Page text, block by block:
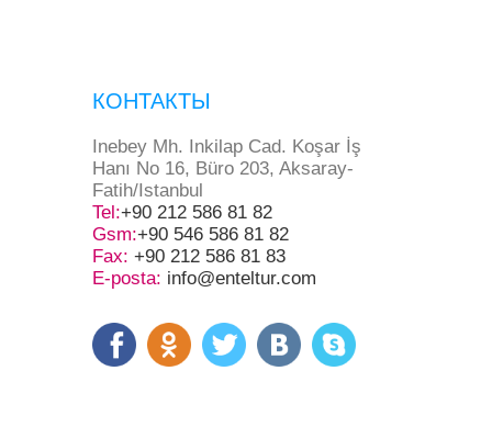
КОНТАКТЫ
Inebey Mh. Inkilap Cad. Koşar İş
Hanı No 16, Büro 203, Aksaray-
Fatih/Istanbul
Tel:+90 212 586 81 82
Gsm:+90 546 586 81 82
Fax: +90 212 586 81 83
E-posta: info@enteltur.com